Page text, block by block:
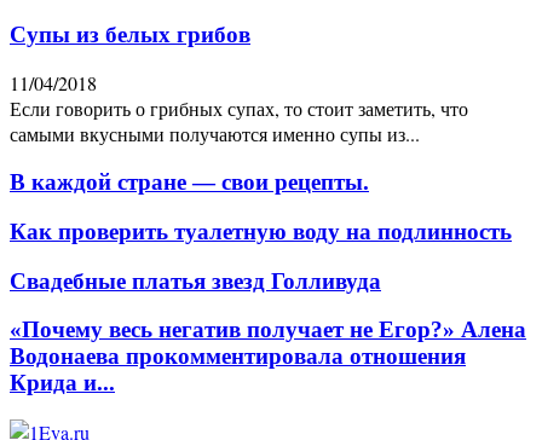
Супы из белых грибов
11/04/2018
Если говорить о грибных супах, то стоит заметить, что
самыми вкусными получаются именно супы из...
В каждой стране — свои рецепты.
Как проверить туалетную воду на подлинность
Свадебные платья звезд Голливуда
«Почему весь негатив получает не Егор?» Алена
Водонаева прокомментировала отношения
Крида и...